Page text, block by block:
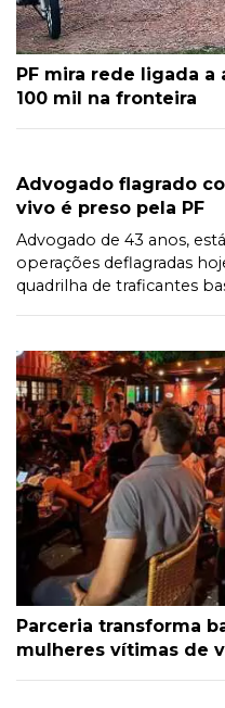
PF mira rede ligada a
100 mil na fronteira
Advogado flagrado
vivo é preso pela PF
Advogado de 43 anos,
operações deflagradas
quadrilha de traficantes
Parceria transforma
mulheres vítimas de